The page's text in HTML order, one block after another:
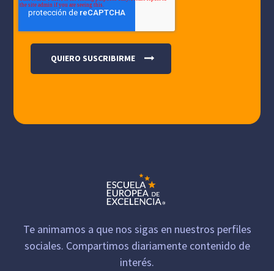
Te animamos a que nos sigas en nuestros perfiles
sociales. Compartimos diariamente contenido de
interés.